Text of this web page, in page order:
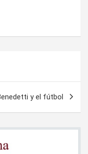
y el fútbol